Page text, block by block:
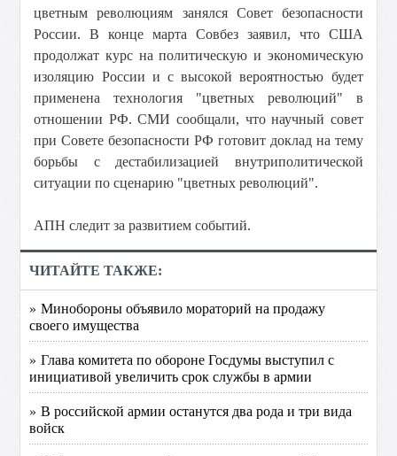
цветным революциям занялся Совет безопасности
России. В конце марта Совбез заявил, что США
продолжат курс на политическую и экономическую
изоляцию России и с высокой вероятностью будет
применена технология "цветных революций" в
отношении РФ. СМИ сообщали, что научный совет
при Совете безопасности РФ готовит доклад на тему
борьбы с дестабилизацией внутриполитической
ситуации по сценарию "цветных революций".
АПН следит за развитием событий.
ЧИТАЙТЕ ТАКЖЕ:
» Минобороны объявило мораторий на продажу
своего имущества
» Глава комитета по обороне Госдумы выступил с
инициативой увеличить срок службы в армии
» В российской армии останутся два рода и три вида
войск